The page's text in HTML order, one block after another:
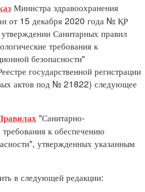
Министра здравоохранения
от 15 декабря 2020 года № ҚР
Санитарных правил
требования к
безопасности"
государственной регистрации
актов под № 21822) следующее
"Санитарно-
к обеспечению
утвержденных указанным
в следующей редакции: